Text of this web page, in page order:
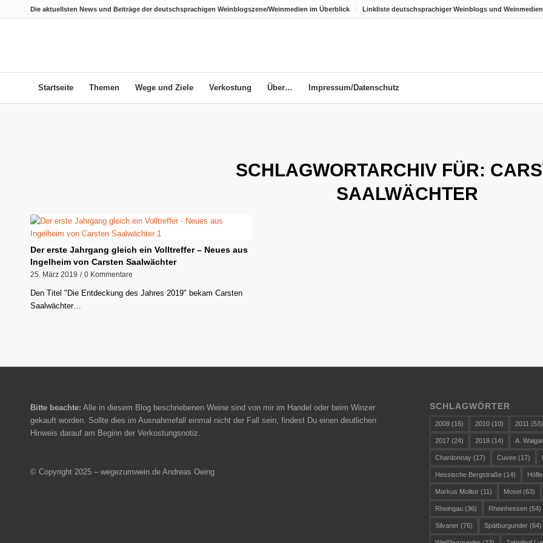
Die aktuellsten News und Beiträge der deutschsprachigen Weinblogszene/Weinmedien im Überblick Linkliste deutschsprachiger Weinblogs und Weinmedien
Startseite Themen Wege und Ziele Verkostung Über… Impressum/Datenschutz
SCHLAGWORTARCHIV FÜR:
SAALWÄCHTER
Der erste Jahrgang gleich ein Volltreffer – Neues aus
Ingelheim von Carsten Saalwächter
25. März 2019 / 0 Kommentare
Den Titel "Die Entdeckung des Jahres 2019" bekam Carsten
Saalwächter…
Bitte beachte: Alle in diesem Blog beschriebenen Weine sind von mir im Handel oder beim Winzer
gekauft worden. Sollte dies im Ausnahmefall einmal nicht der Fall sein, findest Du einen deutlichen
Hinweis darauf am Beginn der Verkostungsnotiz.
© Copyright 2025 – wegezumwein.de Andreas Oeing
SCHLAGWÖRTER
2009 (16) 2010 (10) 2011 (53)
2017 (24) 2018 (14) A.
Chardonnay (17) Cuvee (17)
Hessische Bergstraße (14)
Markus Molitor (11) Mosel (63)
Rheingau (36) Rheinhessen (54)
Silvaner (76) Spätburgunder (64)